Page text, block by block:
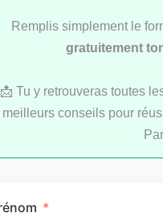
Lettres de motivation
modèles pour t’inspirer
Remplis simplement le
gratuitement
📩 Tu y retrouveras toutes
meilleurs conseils pour